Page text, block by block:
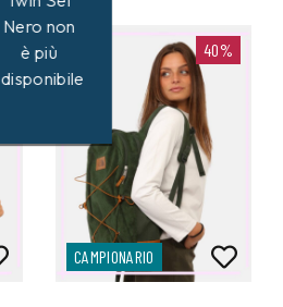
40%
CAMPIONARIO
Nero non
è più
disponibile